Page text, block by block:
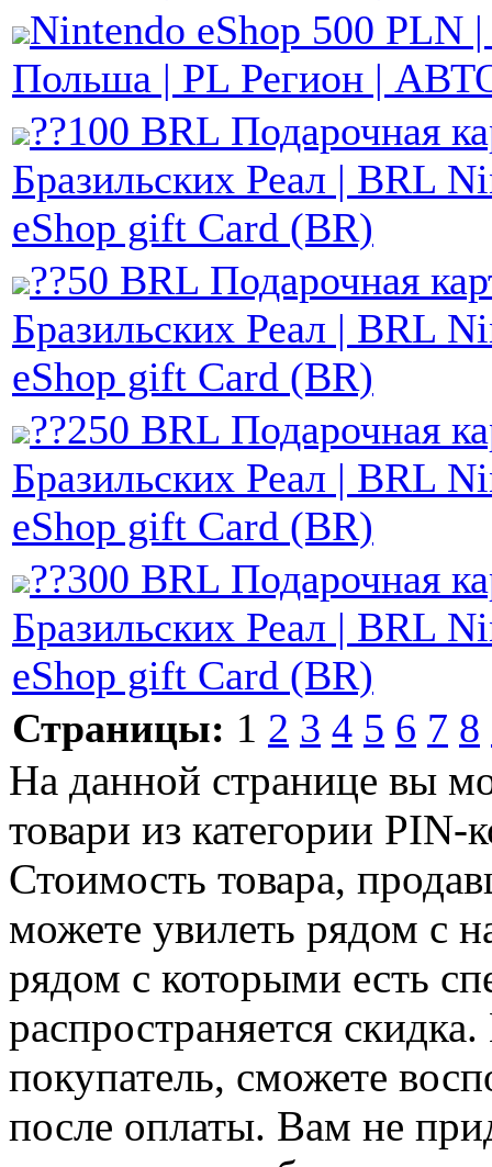
Nintendo eShop 500 PLN |
Польша | PL Регион |
??100 BRL Подарочная
Бразильских Реал | BRL
eShop gift Card (BR)
??50 BRL Подарочная
Бразильских Реал | BRL
eShop gift Card (BR)
??250 BRL Подарочная
Бразильских Реал | BRL
eShop gift Card (BR)
??300 BRL Подарочная
Бразильских Реал | BRL
eShop gift Card (BR)
Страницы: 1 2 3 4 5 6 7 8
На данной странице вы
товари из категории
Стоимость товара,
можете увилеть рядом с
рядом с которыми есть
распространяется
покупатель, сможете
после оплаты. Вам не